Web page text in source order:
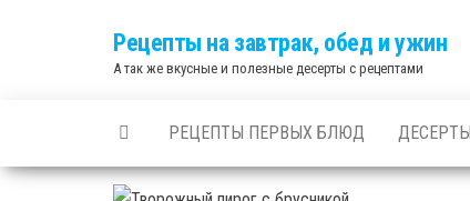
Рецепты на завтрак, обед и ужин
А так же вкусные и полезные десерты с рецептами
РЕЦЕПТЫ ПЕРВЫХ БЛЮД ДЕСЕРТЫ